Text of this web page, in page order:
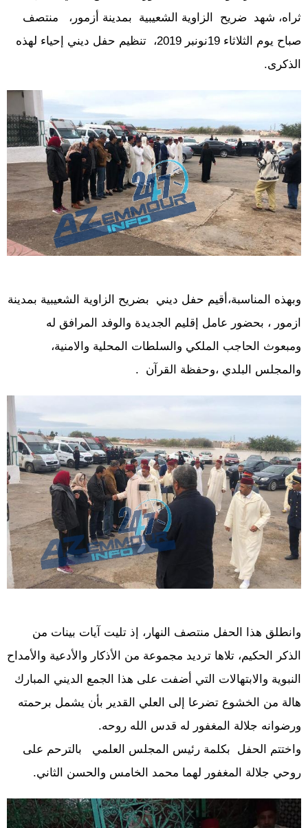
ثراه، شهد ضريح الزاوية الشعيبية بمدينة أزمور، منتصف
صباح يوم الثلاثاء 19نونبر 2019، تنظيم حفل ديني إحياء لهذه
الذكرى.
وبهذه المناسبة،أقيم حفل ديني بضريح الزاوية الشعيبية بمدينة
ازمور ، بحضور عامل إقليم الجديدة والوفد المرافق له
ومبعوث الحاجب الملكي والسلطات المحلية والامنية،
والمجلس البلدي ،وحفظة القرآن .
وانطلق هذا الحفل منتصف النهار، إذ تليت آيات بينات من
الذكر الحكيم، تلاها ترديد مجموعة من الأذكار والأدعية والأمداح
النبوية والابتهالات التي أضفت على هذا الجمع الديني المبارك
هالة من الخشوع تضرعا إلى العلي القدير بأن يشمل برحمته
ورضوانه جلالة المغفور له قدس الله روحه.
واختتم الحفل بكلمة رئيس المجلس العلمي بالترحم على
روحي جلالة المغفور لهما محمد الخامس والحسن الثاني.